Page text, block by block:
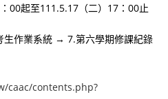
00起至111.5.17（二）17：00止
作業系統 → 7.第六學期修課紀錄
caac/contents.php?